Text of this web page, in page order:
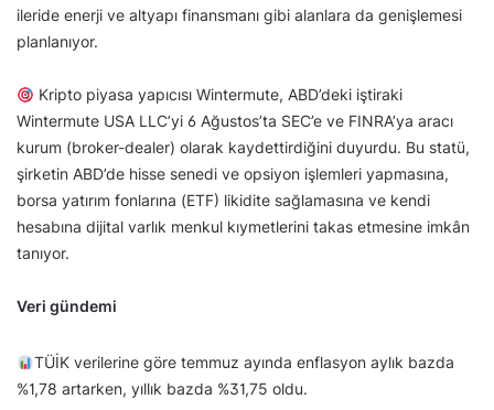
ileride enerji ve altyapı finansmanı gibi alanlara da genişlemesi
planlanıyor.
Kripto piyasa yapıcısı Wintermute, ABD’deki iştiraki
Wintermute USA LLC’yi 6 Ağustos’ta SEC’e ve FINRA’ya aracı
kurum (broker-dealer) olarak kaydettirdiğini duyurdu. Bu statü,
şirketin ABD’de hisse senedi ve opsiyon işlemleri yapmasına,
borsa yatırım fonlarına (ETF) likidite sağlamasına ve kendi
hesabına dijital varlık menkul kıymetlerini takas etmesine imkân
tanıyor.
Veri gündemi
TÜİK verilerine göre temmuz ayında enflasyon aylık bazda
%1,78 artarken, yıllık bazda %31,75 oldu.